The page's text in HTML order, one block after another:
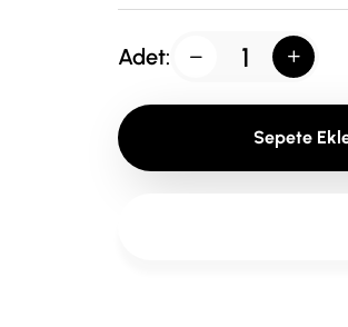
Adet:
Sepete